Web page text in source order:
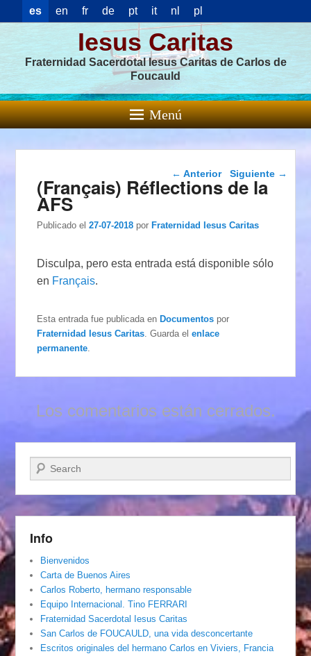
es en fr de pt it nl pl
Iesus Caritas
Fraternidad Sacerdotal Iesus Caritas de Carlos de
Foucauld
Menú
Navegación de
entradas
← Anterior Siguiente →
(Français) Réflections de la
AFS
Publicado el 27-07-2018 porFraternidad Iesus Caritas
Disculpa, pero esta entrada está disponible sólo
en Français.
Esta entrada fue publicada enDocumentos por
Fraternidad Iesus Caritas . Guarda elenlace
permanente
Los comentarios están cerrados.
Buscar
Info
Bienvenidos
Carta de Buenos Aires
Carlos Roberto, hermano responsable
Equipo Internacional. Tino FERRARI
Fraternidad Sacerdotal Iesus Caritas
San Carlos de FOUCAULD, una vida desconcertante
Escritos originales del hermano Carlos en Viviers, Francia